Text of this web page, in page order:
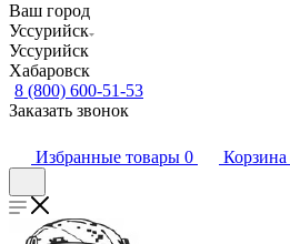
Ваш город
Уссурийск
Уссурийск
Хабаровск
8 (800) 600-51-53
Заказать звонок
Избранные товары 0 Корзина